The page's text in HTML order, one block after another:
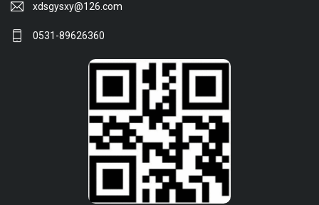
xdsgysxy@126.com
0531-89626360